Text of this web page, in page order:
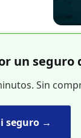
un seguro
Sin
seguro →